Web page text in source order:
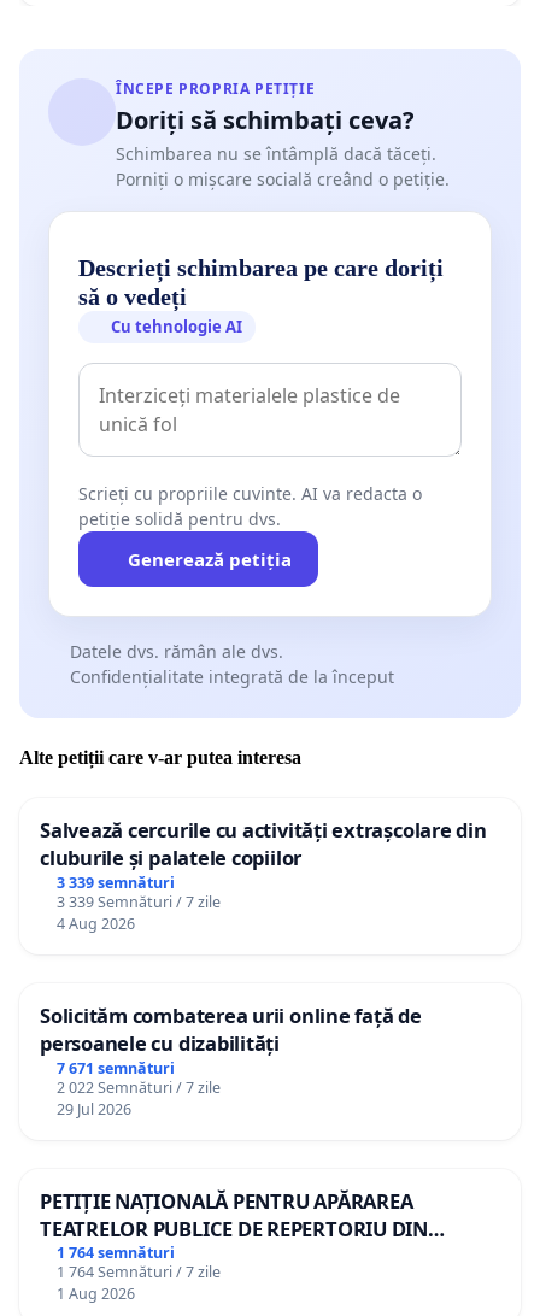
ÎNCEPE PROPRIA PETIȚIE
Doriți să schimbați ceva?
Schimbarea nu se întâmplă dacă tăceți.
Porniți o mișcare socială creând o petiție.
Descrieți schimbarea pe care doriți
să o vedeți
Cu tehnologie AI
Scrieți cu propriile cuvinte. AI va redacta o
petiție solidă pentru dvs.
Generează petiția
Datele dvs. rămân ale dvs.
Confidențialitate integrată de la început
Alte petiții care v-ar putea interesa
Salvează cercurile cu activități extrașcolare din
cluburile și palatele copiilor
3 339 semnături
3 339 Semnături / 7 zile
4 Aug 2026
Solicităm combaterea urii online față de
persoanele cu dizabilități
7 671 semnături
2 022 Semnături / 7 zile
29 Jul 2026
PETIȚIE NAȚIONALĂ PENTRU APĂRAREA
TEATRELOR PUBLICE DE REPERTORIU DIN
ROMÂNIA
1 764 semnături
1 764 Semnături / 7 zile
1 Aug 2026